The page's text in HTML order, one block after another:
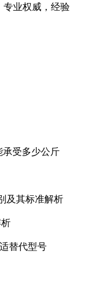
专业权威，经验
承受多少公斤
及其标准解析
替代型号